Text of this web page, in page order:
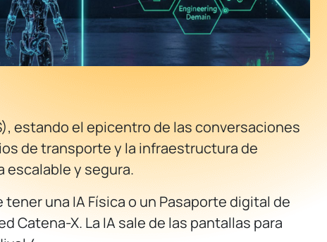
estando el epicentro de las conversaciones
de transporte y la infraestructura de
escalable y segura.
una IA Física o un Pasaporte digital de
Catena-X. La IA sale de las pantallas para